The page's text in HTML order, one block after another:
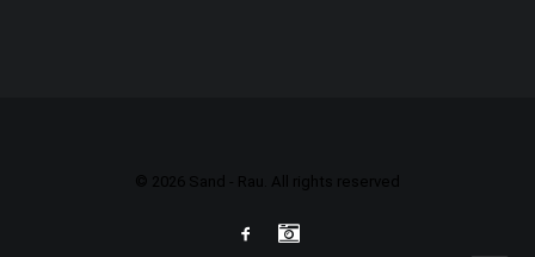
© 2026 Sand - Rau. All rights reserved